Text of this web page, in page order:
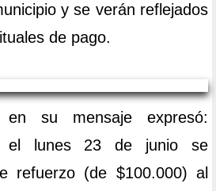
y se verán reflejados
de pago.
su mensaje expresó:
el lunes 23 de junio se
refuerzo (de $100.000) al